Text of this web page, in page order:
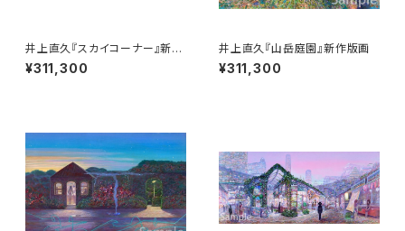
井上直久『スカイコーナー』新作
版画
¥311,300
井上直久『山岳庭園』新作版画
¥311,300